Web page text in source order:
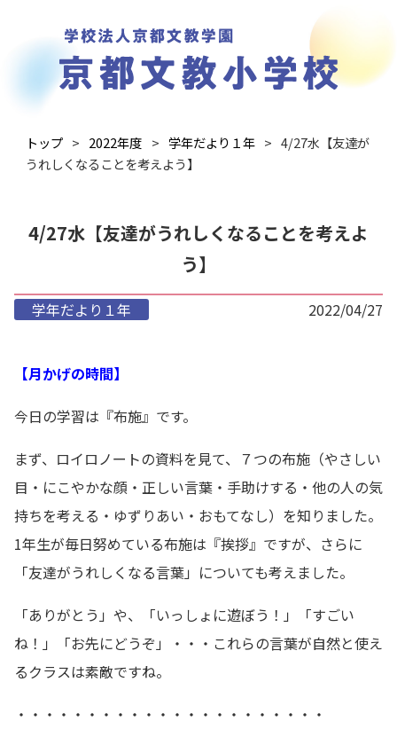
トップ 2022年度 学年だより１年
4/27水【友達が
うれしくなることを考えよう】
4/27水【友達がうれしくなることを考えよ
う】
学年だより１年 2022/04/27
【月かげの時間】
今日の学習は『布施』です。
まず、ロイロノートの資料を見て、７つの布施（やさしい
目・にこやかな顔・正しい言葉・手助けする・他の人の気
持ちを考える・ゆずりあい・おもてなし）を知りました。
1年生が毎日努めている布施は『挨拶』ですが、さらに
「友達がうれしくなる言葉」についても考えました。
「ありがとう」や、「いっしょに遊ぼう！」「すごい
ね！」「お先にどうぞ」・・・これらの言葉が自然と使え
るクラスは素敵ですね。
・・・・・・・・・・・・・・・・・・・・・・